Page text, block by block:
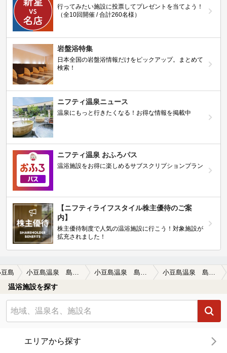
行ってみたい施設に投票してプレゼントを当てよう！
（全10回開催 / 合計260名様）
岩盤浴特集
日本全国の岩盤浴情報だけをピックアップ。まとめて
検索！
ニフティ温泉ニュース
温泉にもっと行きたくなる！お得な情報を掲載中
ニフティ温泉 おふろパス
温浴施設をお得に楽しめるサブスクリプションプラン
【ニフティライフスタイル株主優待のご案
内】
株主優待制度で人気の温浴施設に行こう！対象施設が
拡充されました！
島
温浴施設を探す
エリアから探す